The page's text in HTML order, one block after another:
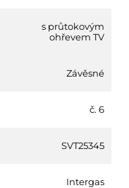
s průtokovým
ohřevem TV
Závěsné
č. 6
SVT25345
Intergas